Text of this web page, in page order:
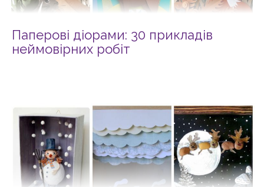
Паперові діорами: 30 прикладів
неймовірних робіт